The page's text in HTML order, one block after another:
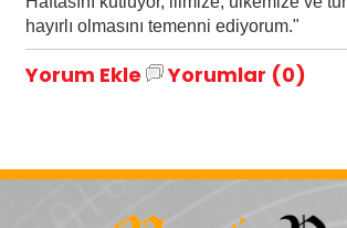
hayırlı olmasını temenni ediyorum."
Yorum Ekle Yorumlar (0)